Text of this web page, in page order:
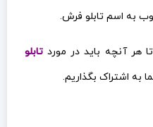
به اسم تابلو فرش.
هر آنچه باید در مورد تابلو
به اشتراک بگذاریم.